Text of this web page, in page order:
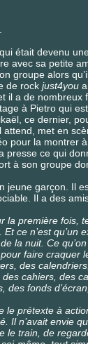
était devenu
avec sa petite
groupe alors
de rock just4you
il a de nombreux
à Pietro qui
ce dernier,
attend, met en
pour la montrer
presse ce qui
à son groupe
jeune garçon. Il
Il a des
la première fois,
ce n’est qu’un
la nuit. Ce
faire craquer
des
cahiers, des
des fonds
le prétexte à
Il n’avait envie
le train, de